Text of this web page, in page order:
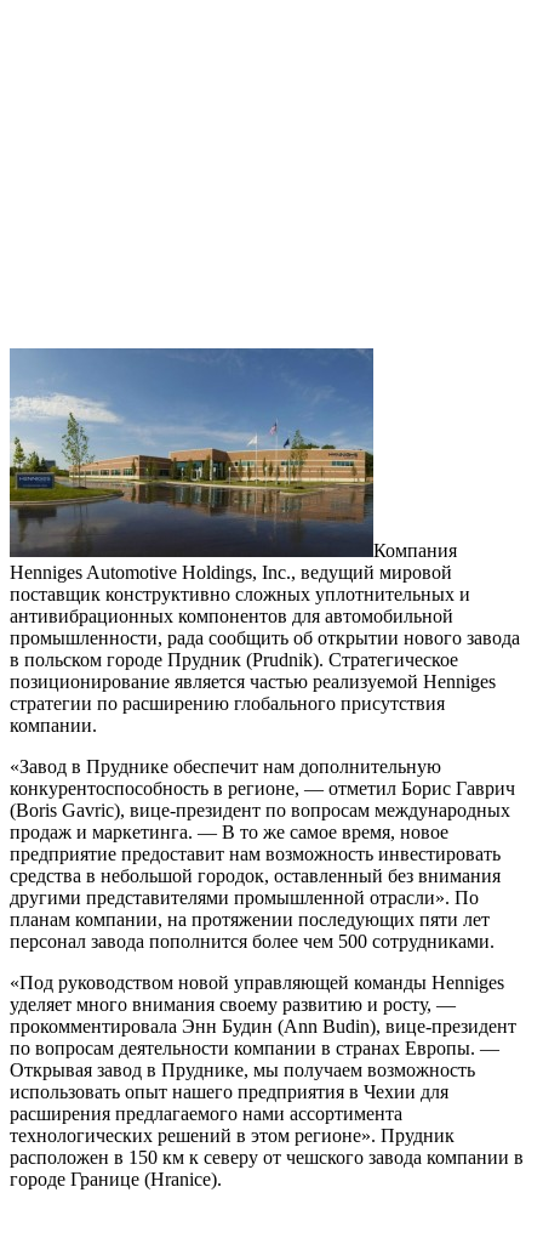
Компания
Henniges Automotive Holdings, Inc., ведущий мировой
поставщик конструктивно сложных уплотнительных и
антивибрационных компонентов для автомобильной
промышленности, рада сообщить об открытии нового завода
в польском городе Прудник (Prudnik). Стратегическое
позиционирование является частью реализуемой Henniges
стратегии по расширению глобального присутствия
компании.
«Завод в Пруднике обеспечит нам дополнительную
конкурентоспособность в регионе, — отметил Борис Гаврич
(Boris Gavric), вице-президент по вопросам международных
продаж и маркетинга. — В то же самое время, новое
предприятие предоставит нам возможность инвестировать
средства в небольшой городок, оставленный без внимания
другими представителями промышленной отрасли». По
планам компании, на протяжении последующих пяти лет
персонал завода пополнится более чем 500 сотрудниками.
«Под руководством новой управляющей команды Henniges
уделяет много внимания своему развитию и росту, —
прокомментировала Энн Будин (Ann Budin), вице-президент
по вопросам деятельности компании в странах Европы. —
Открывая завод в Пруднике, мы получаем возможность
использовать опыт нашего предприятия в Чехии для
расширения предлагаемого нами ассортимента
технологических решений в этом регионе». Прудник
расположен в 150 км к северу от чешского завода компании в
городе Границе (Hranice).